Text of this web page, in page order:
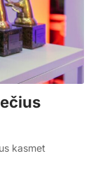
kasmet